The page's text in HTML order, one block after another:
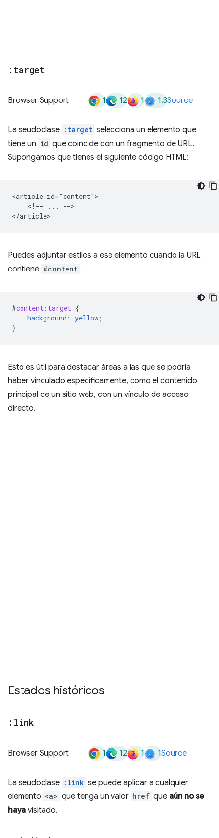
:target
Browser Support 1 12 1 1.3Source
La seudoclase :target selecciona un elemento que
tiene un id que coincide con un fragmento de URL.
Supongamos que tienes el siguiente código HTML:
<article id="content">
    <!-- ... -->
Puedes adjuntar estilos a ese elemento cuando la URL
contiene #content .
#content : target {
background : yellow ;
}
Esto es útil para destacar áreas a las que se podría
haber vinculado específicamente, como el contenido
principal de un sitio web, con un vínculo de acceso
directo.
Estados históricos
:link
Browser Support 1 12 1 1Source
La seudoclase :link se puede aplicar a cualquier
elemento <a> que tenga un valor href que aún no se
haya visitado.